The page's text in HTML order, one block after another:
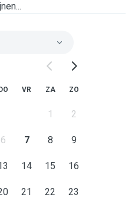
DO VR ZA ZO
1 2
6 7 8 9
14 15 16
21 22 23